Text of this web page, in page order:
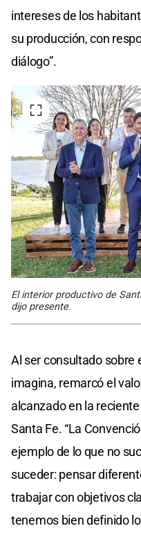
intereses de los
su producción, con
diálogo”.
El interior productivo de
dijo presente.
Al ser consultado sobre
imagina, remarcó el
alcanzado en la
Santa Fe. “La
ejemplo de lo que no
suceder: pensar
trabajar con objetivos
tenemos bien definido